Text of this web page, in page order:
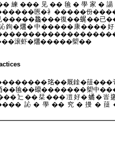
練���见��毺�學家�
匧�衤�����份
�����𣬚���復��𧋦��
銁�𤑳�中�����康����
滚虾�𤑳�����㮾��
厩鍂�䔶
毺��𥕦�������㮾中
辷��栞���凒好�𧑐�
訫�學��究�摱�